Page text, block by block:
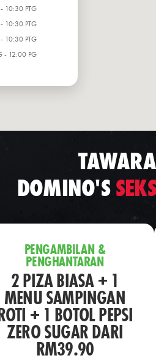
10:30 PTG
10:30 PTG
10:30 PTG
- 12:00 PG
DOMINO'S
PENGAMBILAN &
PENGHANTARAN
2 PIZA BIASA + 1
MENU SAMPINGAN
+ 1 BOTOL PEPSI
ZERO SUGAR DARI
RM39.90